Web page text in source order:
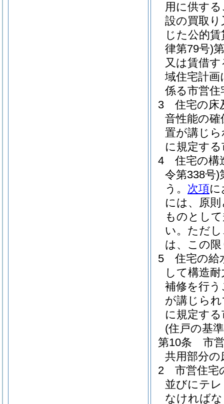
用に供す
設の買取
じた公的
律第79号)
又は賃借
域住宅計
係る市営
3
住宅の床
音性能の
置が講じ
に規定す
4
住宅の構
令第338号)
う。 次項に
には、原
ものとし
い。 ただ
は、この
5
住宅の給
して構造
補修を行
が講じら
に規定す
(住戸の基
第10条
市
共用部分の
2
市営住宅
並びにテ
なければ